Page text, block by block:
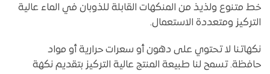
خط متنوع ولذيذ من المنكهات القابلة للذوبان في الماء عالية
التركيز ومتعددة الاستعمال.
نكهاتنا لا تحتوي على دهون أو سعرات حرارية أو مواد
حافظة. تسمح لنا طبيعة المنتج عالية التركيز بتقديم نكهة